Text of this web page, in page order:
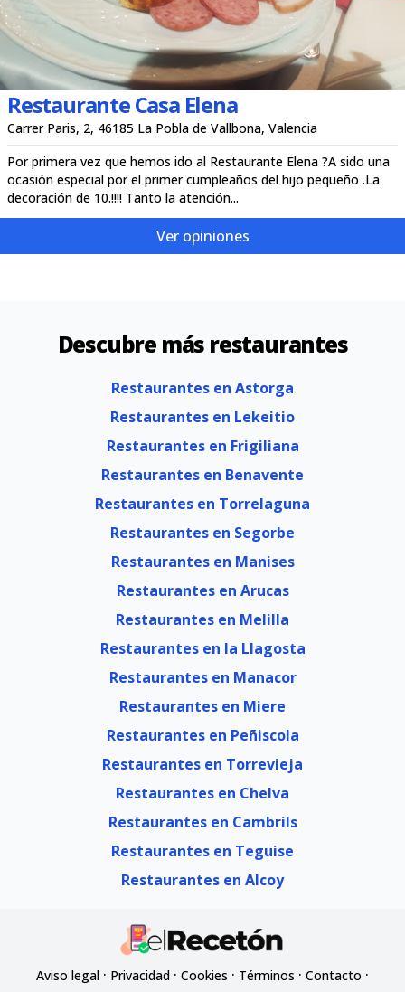
Restaurante Casa Elena
Carrer Paris, 2, 46185 La Pobla de Vallbona, Valencia
Por primera vez que hemos ido al Restaurante Elena ?A sido una
ocasión especial por el primer cumpleaños del hijo pequeño .La
decoración de 10.!!!! Tanto la atención...
Ver opiniones
Descubre más restaurantes
Restaurantes en Astorga
Restaurantes en Lekeitio
Restaurantes en Frigiliana
Restaurantes en Benavente
Restaurantes en Torrelaguna
Restaurantes en Segorbe
Restaurantes en Manises
Restaurantes en Arucas
Restaurantes en Melilla
Restaurantes en la Llagosta
Restaurantes en Manacor
Restaurantes en Miere
Restaurantes en Peñiscola
Restaurantes en Torrevieja
Restaurantes en Chelva
Restaurantes en Cambrils
Restaurantes en Teguise
Restaurantes en Alcoy
Aviso legal · Privacidad · Cookies · Términos · Contacto ·